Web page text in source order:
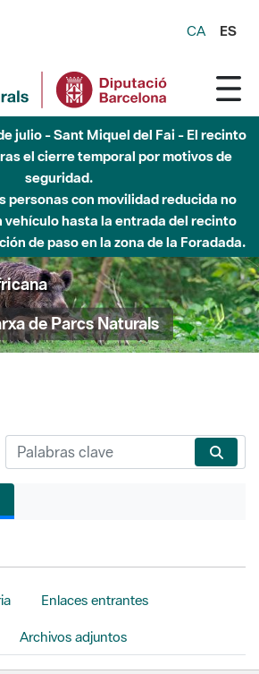
CA ES
julio - Sant Miquel del Fai - El recinto
el cierre temporal por motivos de
seguridad.
personas con movilidad reducida no
vehículo hasta la entrada del recinto
de paso en la zona de la Foradada.
de Parcs Naturals
Enlaces entrantes
Archivos adjuntos